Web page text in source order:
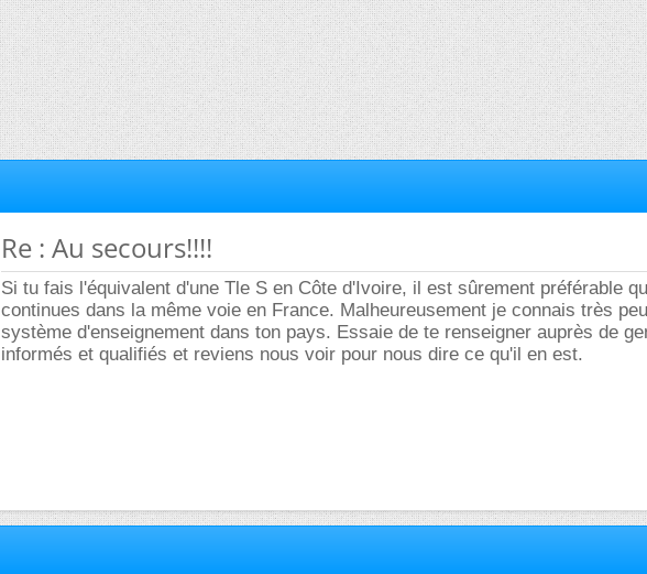
Re : Au secours!!!!
Si tu fais l'équivalent d'une Tle S en Côte d'Ivoire, il est sûrement préférable
continues dans la même voie en France. Malheureusement je connais très
système d'enseignement dans ton pays. Essaie de te renseigner auprès de
informés et qualifiés et reviens nous voir pour nous dire ce qu'il en est.